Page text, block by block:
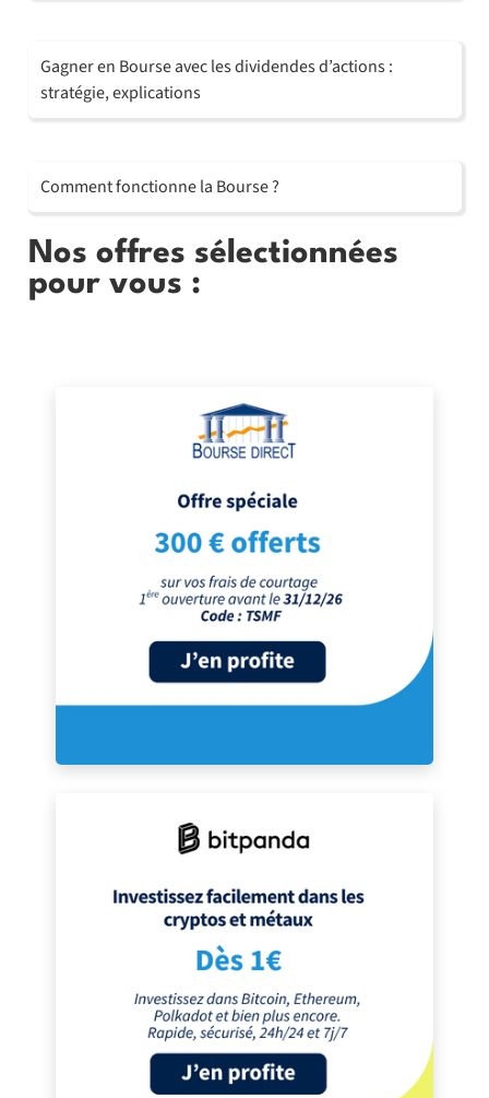
Gagner en Bourse avec les dividendes d’actions :
stratégie, explications
Comment fonctionne la Bourse ?
Nos offres sélectionnées
pour vous :